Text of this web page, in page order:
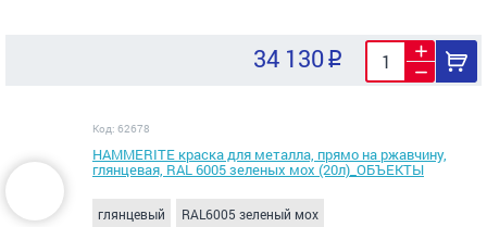
34 130
Код: 62678
HAMMERITE краска для металла, прямо на ржавчину,
глянцевая, RAL 6005 зеленых мох (20л)_ОБЪЕКТЫ
глянцевый RAL6005 зеленый мох